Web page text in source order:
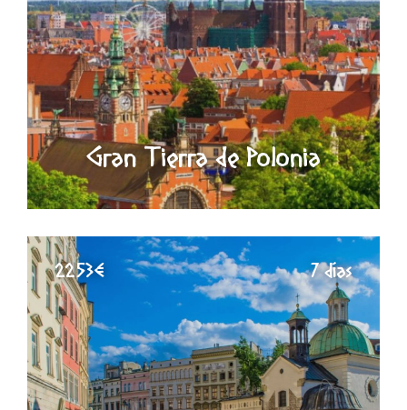
Gran Tierra de Polonia
2253€ 7 días